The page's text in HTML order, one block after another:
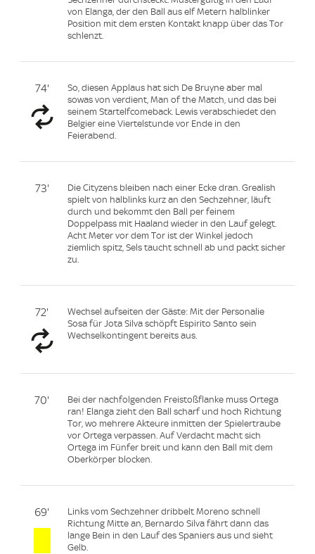
von Elanga, der den Ball aus elf Metern halblinker
Position mit dem ersten Kontakt knapp über das Tor
schlenzt.
74'
So, diesen Applaus hat sich De Bruyne aber mal
sowas von verdient, Man of the Match, und das bei
seinem Startelfcomeback. Lewis verabschiedet den
Belgier eine Viertelstunde vor Ende in den
Feierabend.
73'
Die Cityzens bleiben nach einer Ecke dran. Grealish
spielt von halblinks kurz an den Sechzehner, läuft
durch und bekommt den Ball per feinem
Doppelpass mit Haaland wieder in den Lauf gelegt.
Acht Meter vor dem Tor ist der Winkel jedoch
ziemlich spitz, Sels taucht schnell ab und packt sicher
zu.
72'
Wechsel aufseiten der Gäste: Mit der Personalie
Sosa für Jota Silva schöpft Espirito Santo sein
Wechselkontingent bereits aus.
70'
Bei der nachfolgenden Freistoßflanke muss Ortega
ran! Elanga zieht den Ball scharf und hoch Richtung
Tor, wo mehrere Akteure inmitten der Spielertraube
vor Ortega verpassen. Auf Verdacht macht sich
Ortega im Fünfer breit und kann den Ball mit dem
Oberkörper blocken.
69'
Links vom Sechzehner dribbelt Moreno schnell
Richtung Mitte an, Bernardo Silva fährt dann das
lange Bein in den Lauf des Spaniers aus und sieht
Gelb.